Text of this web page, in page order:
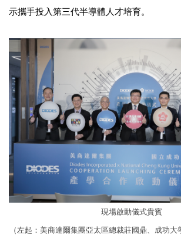
示攜手投入第三代半導體人才培育。
現場啟動儀式貴賓
（左起：美商達爾集團亞太區總裁莊國鼎、成功